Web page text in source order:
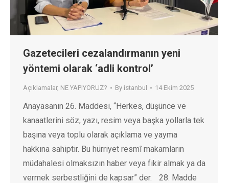
Gazetecileri cezalandırmanın yeni
yöntemi olarak ‘adli kontrol’
Açıklamalar, NE YAPIYORUZ? By istanbul 14 Ekim 2025
Anayasanın 26. Maddesi, “Herkes, düşünce ve
kanaatlerini söz, yazı, resim veya başka yollarla tek
başına veya toplu olarak açıklama ve yayma
hakkına sahiptir. Bu hürriyet resmî makamların
müdahalesi olmaksızın haber veya fikir almak ya da
vermek serbestliğini de kapsar” der. 28. Madde